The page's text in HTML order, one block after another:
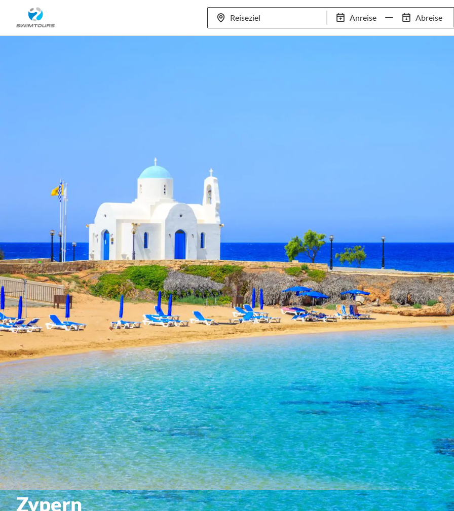
Anreise Abreise
Mehr als 80 Standorte 97,8% Weiterempfehlungsrate 20+ Jahre
Zypern